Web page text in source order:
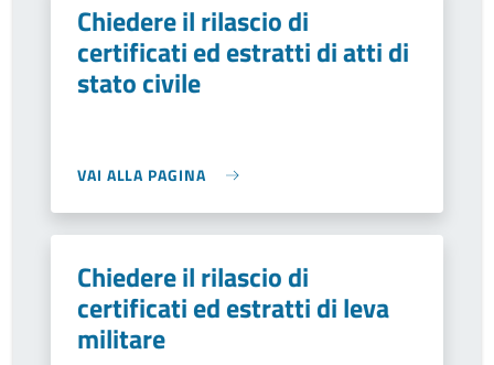
Chiedere il rilascio di
certificati ed estratti di atti di
stato civile
VAI ALLA PAGINA
Chiedere il rilascio di
certificati ed estratti di leva
militare